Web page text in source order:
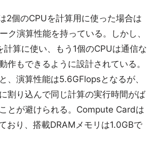
2個のCPUを計算用に使った場合は
ク演算性能を持っている。しかし、
計算に使い、もう1個のCPUは通信な
作もできるように設計されている。
、演算性能は5.6GFlopsとなるが、
割り込んで同じ計算の実行時間がば
とが避けられる。Compute Cardは
おり、搭載DRAMメモリは1.0GBで